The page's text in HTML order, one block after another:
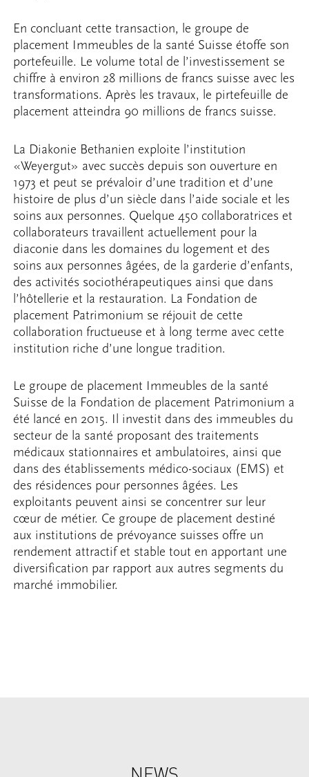
En concluant cette transaction, le groupe de
placement Immeubles de la santé Suisse étoffe son
portefeuille. Le volume total de l’investissement se
chiffre à environ 28 millions de francs suisse avec les
transformations. Après les travaux, le pirtefeuille de
placement atteindra 90 millions de francs suisse.
La Diakonie Bethanien exploite l’institution
«Weyergut» avec succès depuis son ouverture en
1973 et peut se prévaloir d’une tradition et d’une
histoire de plus d’un siècle dans l’aide sociale et les
soins aux personnes. Quelque 450 collaboratrices et
collaborateurs travaillent actuellement pour la
diaconie dans les domaines du logement et des
soins aux personnes âgées, de la garderie d’enfants,
des activités sociothérapeutiques ainsi que dans
l’hôtellerie et la restauration. La Fondation de
placement Patrimonium se réjouit de cette
collaboration fructueuse et à long terme avec cette
institution riche d’une longue tradition.
Le groupe de placement Immeubles de la santé
Suisse de la Fondation de placement Patrimonium a
été lancé en 2015. Il investit dans des immeubles du
secteur de la santé proposant des traitements
médicaux stationnaires et ambulatoires, ainsi que
dans des établissements médico-sociaux (EMS) et
des résidences pour personnes âgées. Les
exploitants peuvent ainsi se concentrer sur leur
cœur de métier. Ce groupe de placement destiné
aux institutions de prévoyance suisses offre un
rendement attractif et stable tout en apportant une
diversification par rapport aux autres segments du
marché immobilier.